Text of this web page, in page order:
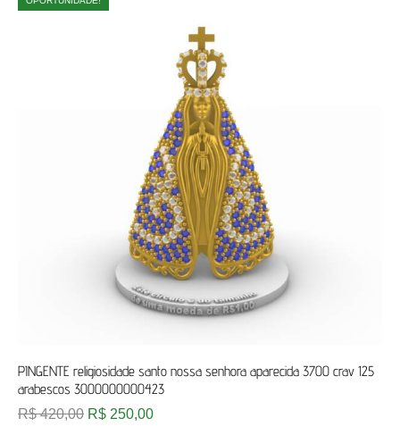
PINGENTE religiosidade santo nossa senhora aparecida 3700 crav 125
arabescos 3000000000423
R$420,00 R$ 250,00